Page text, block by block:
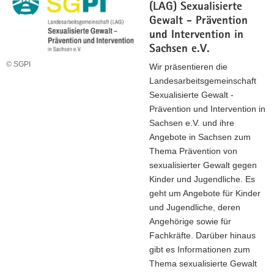
(LAG) Sexualisierte
Gewalt - Prävention
und Intervention in
Sachsen e.V.
© SGPI
Wir präsentieren die
Landesarbeitsgemeinschaft
Sexualisierte Gewalt -
Prävention und Intervention in
Sachsen e.V. und ihre
Angebote in Sachsen zum
Thema Prävention von
sexualisierter Gewalt gegen
Kinder und Jugendliche. Es
geht um Angebote für Kinder
und Jugendliche, deren
Angehörige sowie für
Fachkräfte. Darüber hinaus
gibt es Informationen zum
Thema sexualisierte Gewalt